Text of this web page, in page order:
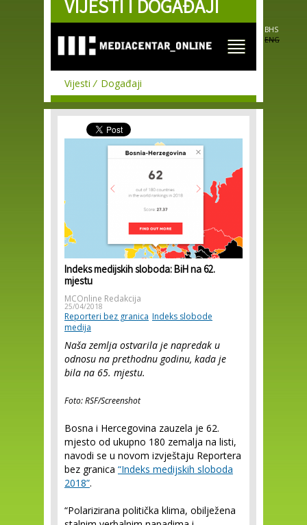
Skip to
main
VIJESTI I DOGAĐAJI
BHS
ENG
Vijesti Događaji
Indeks medijskih sloboda: BiH na 62.
mjestu
MCOnline Redakcija
25/04/2018
Reporteri bez granica Indeks slobode
medija
Naša zemlja ostvarila je napredak u
odnosu na prethodnu godinu, kada je
bila na 65. mjestu.
Foto: RSF/Screenshot
Bosna i Hercegovina zauzela je 62.
mjesto od ukupno 180 zemalja na listi,
navodi se u novom izvještaju Reportera
bez granica “Indeks medijskih sloboda
2018”.
“Polarizirana politička klima, obilježena